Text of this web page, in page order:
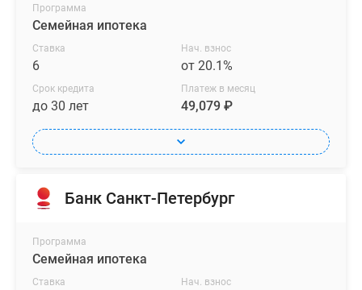
Программа
Семейная ипотека
Ставка
6
Нач. взнос
от 20.1%
Срок кредита
до 30 лет
Платеж в месяц
49,079 ₽
Банк Санкт-Петербург
Программа
Семейная ипотека
Ставка Нач. взнос